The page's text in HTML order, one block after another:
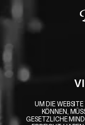
UM DIE
KÖNNEN,
GESETZLICHE